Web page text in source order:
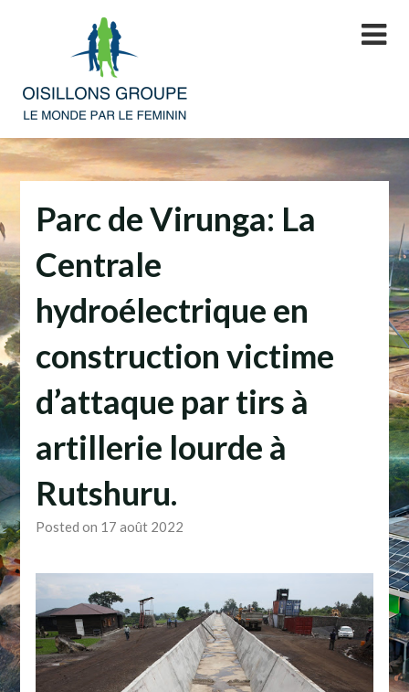
Parc de Virunga: La
Centrale
hydroélectrique en
construction victime
d’attaque par tirs à
artillerie lourde à
Rutshuru.
Posted on 17 août 2022